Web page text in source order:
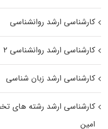
کارشناسی ارشد روانشناسی
کارشناسی ارشد روانشناسی ۲
کارشناسی ارشد زبان شناسی
کارشناسی ارشد رﺷﺘﻪ ﻫﺎی
اﻣﻴﻦ